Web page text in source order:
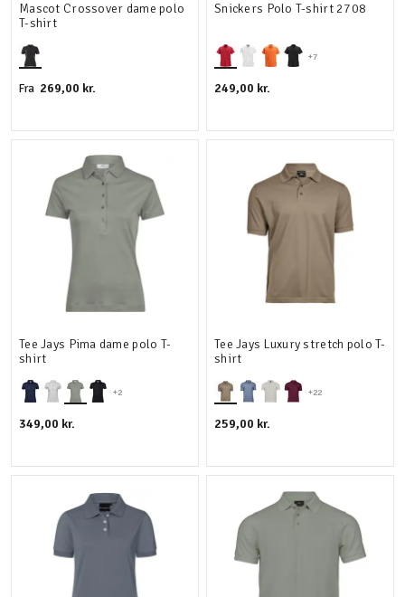
Mascot Crossover dame polo
T-shirt
Fra 269,00 kr.
+7
Snickers Polo T-shirt 2708
249,00 kr.
+2
Tee Jays Pima dame polo T-
shirt
349,00 kr.
+22
Tee Jays Luxury stretch polo T-
shirt
259,00 kr.